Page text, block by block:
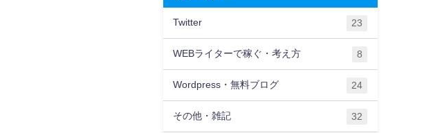
Twitter 23
WEBライターで稼ぐ・考え方 8
Wordpress・無料ブログ 24
その他・雑記 32